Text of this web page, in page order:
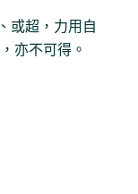
或超，力用自
亦不可得。